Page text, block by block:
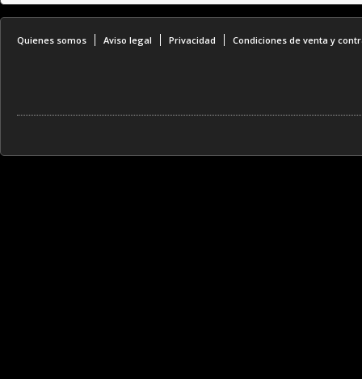
Quienes somos Aviso legal Privacidad Condiciones de venta y